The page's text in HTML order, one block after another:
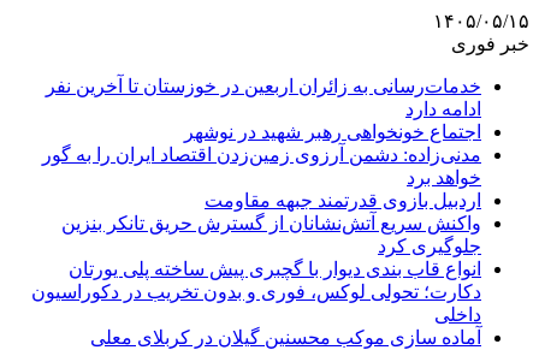
۱۴۰۵/۰۵/۱۵
خبر فوری
خدمات‌رسانی به زائران اربعین در خوزستان تا آخرین نفر
ادامه دارد
اجتماع خونخواهی رهبر شهید در نوشهر
مدنی‌زاده: دشمن آرزوی زمین‌زدن اقتصاد ایران را به گور
خواهد برد
اردبیل بازوی قدرتمند جبهه مقاومت
واکنش سریع آتش‌نشانان از گسترش حریق تانکر بنزین
جلوگیری کرد
انواع قاب بندی دیوار با گچبری پیش ساخته پلی یورتان
دکارت؛ تحولی لوکس، فوری و بدون تخریب در دکوراسیون
داخلی
آماده سازی موکب محسنین گیلان در کربلای معلی